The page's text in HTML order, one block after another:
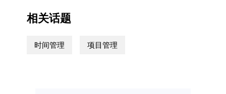
相关话题
时间管理 项目管理